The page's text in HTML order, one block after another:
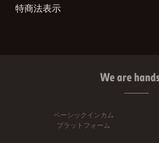
特商法表示
We are
ベーシックインカム
プラットフォーム